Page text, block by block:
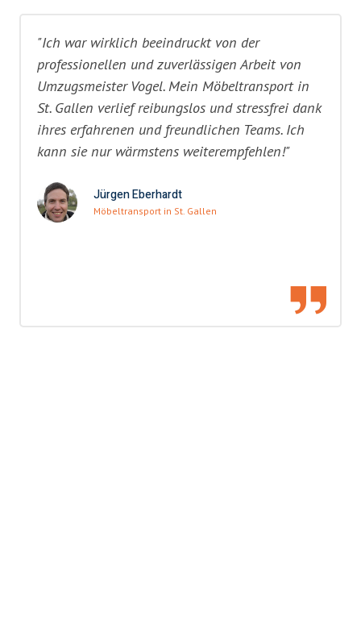
"Ich war wirklich beeindruckt von der
professionellen und zuverlässigen Arbeit von
Umzugsmeister Vogel. Mein Möbeltransport in
St. Gallen verlief reibungslos und stressfrei dank
ihres erfahrenen und freundlichen Teams. Ich
kann sie nur wärmstens weiterempfehlen!"
Jürgen Eberhardt
Möbeltransport in St. Gallen